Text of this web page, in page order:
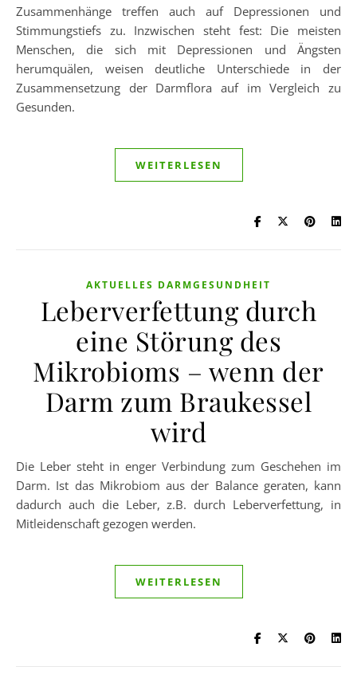
Zusammenhänge treffen auch auf Depressionen und
Stimmungstiefs zu. Inzwischen steht fest: Die meisten
Menschen, die sich mit Depressionen und Ängsten
herumquälen, weisen deutliche Unterschiede in der
Zusammensetzung der Darmflora auf im Vergleich zu
Gesunden.
WEITERLESEN
AKTUELLES DARMGESUNDHEIT
Leberverfettung durch
eine Störung des
Mikrobioms – wenn der
Darm zum Braukessel
wird
Die Leber steht in enger Verbindung zum Geschehen im
Darm. Ist das Mikrobiom aus der Balance geraten, kann
dadurch auch die Leber, z.B. durch Leberverfettung, in
Mitleidenschaft gezogen werden.
WEITERLESEN